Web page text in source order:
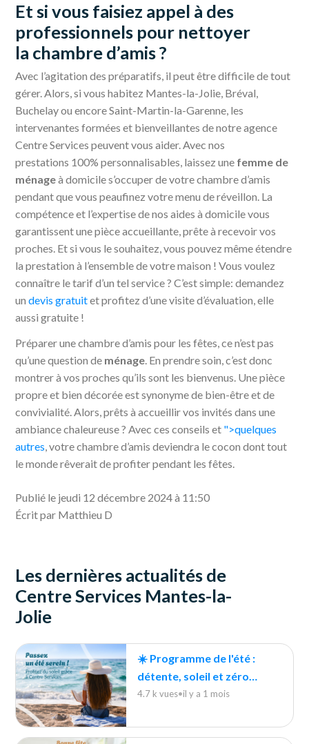
Et si vous faisiez appel à des
professionnels pour nettoyer
la chambre d’amis ?
Avec l’agitation des préparatifs, il peut être difficile de tout
gérer. Alors, si vous habitez Mantes-la-Jolie, Bréval,
Buchelay ou encore Saint-Martin-la-Garenne, les
intervenantes formées et bienveillantes de notre agence
Centre Services peuvent vous aider. Avec nos
prestations 100% personnalisables, laissez une femme de
ménageà domicile s’occuper de votre chambre d’amis
pendant que vous peaufinez votre menu de réveillon. La
compétence et l’expertise de nos aides à domicile vous
garantissent une pièce accueillante, prête à recevoir vos
proches. Et si vous le souhaitez, vous pouvez même étendre
la prestation à l’ensemble de votre maison ! Vous voulez
connaître le tarif d’un tel service ? C’est simple: demandez
undevis gratuitet profitez d’une visite d’évaluation, elle
aussi gratuite !
Préparer une chambre d’amis pour les fêtes, ce n’est pas
qu’une question de ménage. En prendre soin, c’est donc
montrer à vos proches qu’ils sont les bienvenus. Une pièce
propre et bien décorée est synonyme de bien-être et de
convivialité. Alors, prêts à accueillir vos invités dans une
ambiance chaleureuse ? Avec ces conseils et ">quelques
autres, votre chambre d’amis deviendra le cocon dont tout
le monde rêverait de profiter pendant les fêtes.
Publié le jeudi 12 décembre 2024 à 11:50
Écrit par Matthieu D
Les dernières actualités de
Centre Services Mantes-la-
Jolie
☀️ Programme de l'été :
détente, soleil et zéro
tâches ménagères !
4.7 k vues•il y a 1 mois